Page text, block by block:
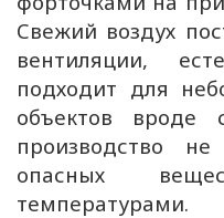
Свежий воздух
вентиляции,
подходит для
объектов вроде
производство
опасных
температурами.